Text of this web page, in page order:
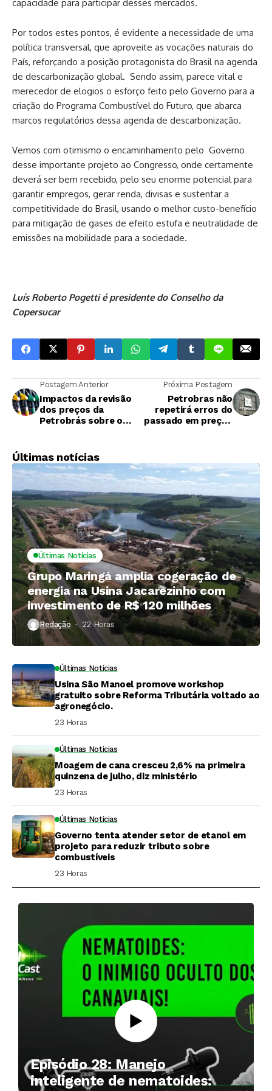
capacidade para participar desses mercados.
Por todos estes pontos, é evidente a necessidade de uma
política transversal, que aproveite as vocações naturais do
País, reforçando a posição protagonista do Brasil na agenda
de descarbonização global. Sendo assim, parece vital e
merecedor de elogios o esforço feito pelo Governo para a
criação do Programa Combustível do Futuro, que abarca
marcos regulatórios dessa agenda de descarbonização.
Vemos com otimismo o encaminhamento pelo Governo
desse importante projeto ao Congresso, onde certamente
deverá ser bem recebido, pelo seu enorme potencial para
garantir empregos, gerar renda, divisas e sustentar a
competitividade do Brasil, usando o melhor custo-benefício
para mitigação de gases de efeito estufa e neutralidade de
emissões na mobilidade para a sociedade.
Luís Roberto Pogetti é presidente do Conselho da
Copersucar
Postagem Anterior
Impactos da revisão
dos preços da
Petrobrás sobre os
Próxima Postagem
Petrobras não
repetirá erros do
passado em preços
Últimas notícias
Últimas Notícias
Grupo Maringá amplia cogeração de
energia na Usina Jacarezinho com
investimento de R$ 120 milhões
Redação 22 Horas ⁮
Últimas Notícias
Usina São Manoel promove workshop
gratuito sobre Reforma Tributária voltado ao
agronegócio.
23 Horas ⁮
Últimas Notícias
Moagem de cana cresceu 2,6% na primeira
quinzena de julho, diz ministério
23 Horas ⁮
Últimas Notícias
Governo tenta atender setor de etanol em
projeto para reduzir tributo sobre
combustíveis
23 Horas ⁮
Episódio 28: Manejo
inteligente de nematoides: